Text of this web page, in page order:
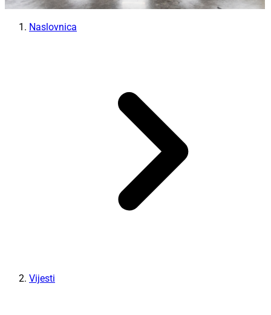
Naslovnica
Vijesti